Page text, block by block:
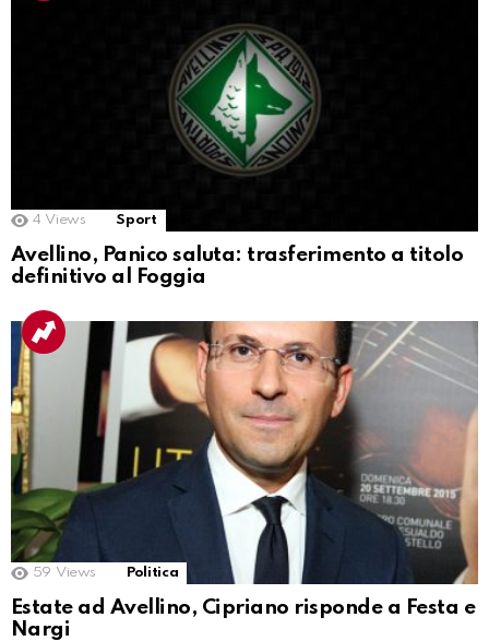
4 Views Sport
Avellino, Panico saluta: trasferimento a titolo
definitivo al Foggia
59 Views Politica
Estate ad Avellino, Cipriano risponde a Festa e
Nargi